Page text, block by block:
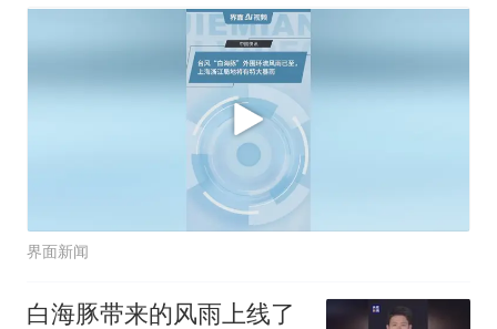
界面新闻
白海豚带来的风雨上线了